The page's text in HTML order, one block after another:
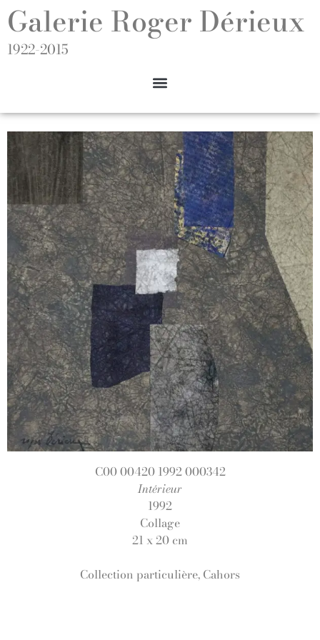
Galerie Roger Dérieux
1922-2015
C00 00420 1992 000342
Intérieur
1992
Collage
21 x 20 cm
Collection particulière, Cahors